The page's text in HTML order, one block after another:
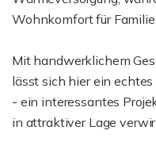
Wohnkomfort für
Mit handwerklichem
lässt sich hier ein
- ein interessantes
in attraktiver Lage